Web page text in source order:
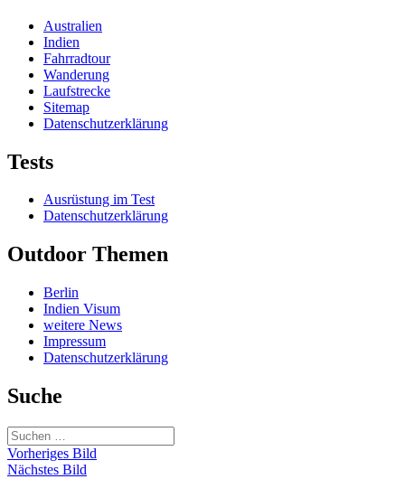
Australien
Indien
Fahrradtour
Wanderung
Laufstrecke
Sitemap
Datenschutzerklärung
Tests
Ausrüstung im Test
Datenschutzerklärung
Outdoor Themen
Berlin
Indien Visum
weitere News
Impressum
Datenschutzerklärung
Suche
Suchen
nach:
Vorheriges Bild
Nächstes Bild